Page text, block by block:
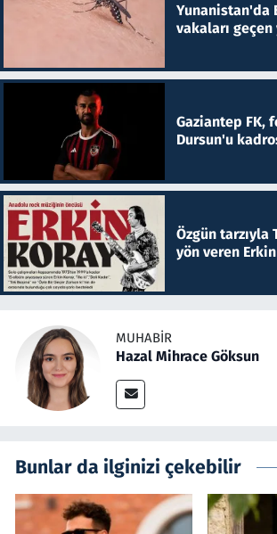
Yunanistan'da
vakaları geçen
Gaziantep FK,
Dursun'u
Özgün tarzıyla
yön veren
MUHABIR
Hazal Mihrace Göksun
Bunlar da ilginizi çekebilir